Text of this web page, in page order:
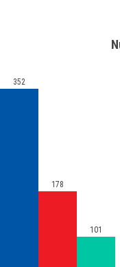
352
178
101